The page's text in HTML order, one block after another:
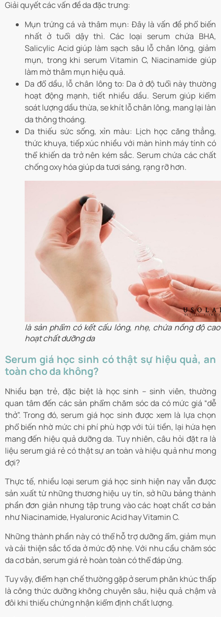
Giải quyết các vấn đề da đặc trưng:
Mụn trứng cá và thâm mụn: Đây là vấn đề phổ biến
nhất ở tuổi dậy thì. Các loại serum chứa BHA,
Salicylic Acid giúp làm sạch sâu lỗ chân lông, giảm
mụn, trong khi serum Vitamin C, Niacinamide giúp
làm mờ thâm mụn hiệu quả.
Da đổ dầu, lỗ chân lông to: Da ở độ tuổi này thường
hoạt động mạnh, tiết nhiều dầu. Serum giúp kiểm
soát lượng dầu thừa, se khít lỗ chân lông, mang lại làn
da thông thoáng.
Da thiếu sức sống, xỉn màu: Lịch học căng thẳng,
thức khuya, tiếp xúc nhiều với màn hình máy tính có
thể khiến da trở nên kém sắc. Serum chứa các chất
chống oxy hóa giúp da tươi sáng, rạng rỡ hơn.
là sản phẩm có kết cấu lỏng, nhẹ, chứa nồng độ
hoạt chất dưỡng da
Serum giá học sinh có thật sự hiệu quả, an
toàn cho da không?
Nhiều bạn trẻ, đặc biệt là học sinh – sinh viên, thường
quan tâm đến các sản phẩm chăm sóc da có mức giá “dễ
thở”. Trong đó, serum giá học sinh được xem là lựa chọn
phổ biến nhờ mức chi phí phù hợp với túi tiền, lại hứa hẹn
mang đến hiệu quả dưỡng da. Tuy nhiên, câu hỏi đặt ra là
liệu serum giá rẻ có thật sự an toàn và hiệu quả như mong
đợi?
Thực tế, nhiều loại serum giá học sinh hiện nay vẫn được
sản xuất từ những thương hiệu uy tín, sở hữu bảng thành
phần đơn giản nhưng tập trung vào các hoạt chất cơ bản
như Niacinamide, Hyaluronic Acid hay Vitamin C.
Những thành phần này có thể hỗ trợ dưỡng ẩm, giảm mụn
và cải thiện sắc tố da ở mức độ nhẹ. Với nhu cầu chăm sóc
da cơ bản, serum giá rẻ hoàn toàn có thể đáp ứng.
Tuy vậy, điểm hạn chế thường gặp ở serum phân khúc thấp
là công thức dưỡng không chuyên sâu, hiệu quả chậm và
đôi khi thiếu chứng nhận kiểm định chất lượng.